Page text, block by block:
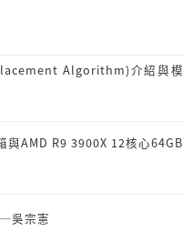
Algorithm)介紹與模
AMD R9 3900X 12核心64GB
吳宗憲